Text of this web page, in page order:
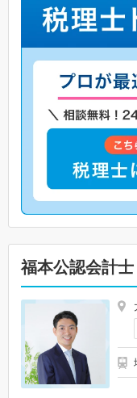
福本公認会計